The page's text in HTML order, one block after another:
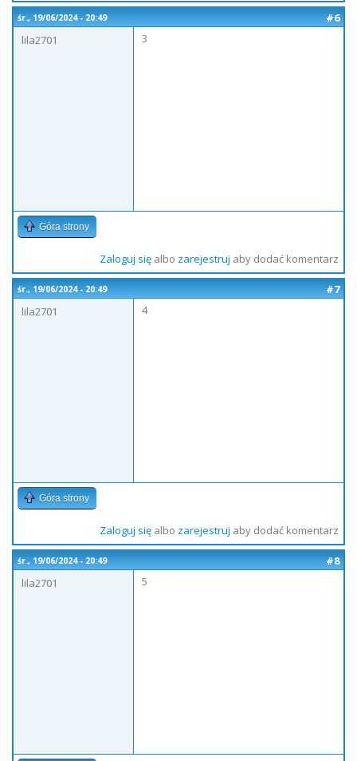
śr., 19/06/2024 - 20:49
#6
lila2701
3
Góra strony
Zaloguj sięalbo zarejestruj aby dodać komentarz
śr., 19/06/2024 - 20:49
#7
lila2701
4
Góra strony
Zaloguj sięalbo zarejestruj aby dodać komentarz
śr., 19/06/2024 - 20:49
#8
lila2701
5